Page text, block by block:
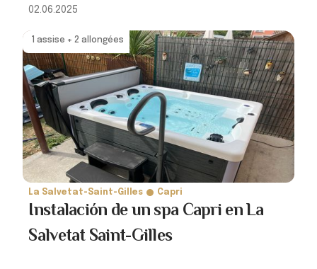
02.06.2025
1 assise + 2 allongées
La Salvetat-Saint-Gilles Capri
Instalación de un spa Capri en La
Salvetat Saint-Gilles